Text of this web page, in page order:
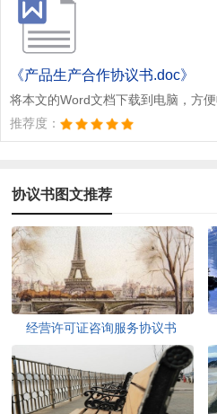
《产品生产合作协议书.doc》
将本文的Word文档下载到电脑，方
推荐度：
协议书图文推荐
经营许可证咨询服务协议书